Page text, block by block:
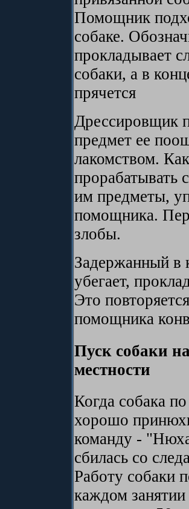
Помощник
собаке.
прокладывает
собаки, а в
прячется
Дрессировщик
предмет ее
лакомством.
прорабатывать
им предметы,
помощника.
злобы.
Задержанный в
убегает,
Это
помощника
Пуск собаки
местности
Когда собака
хорошо
команду -
сбилась со
Работу собаки
каждом